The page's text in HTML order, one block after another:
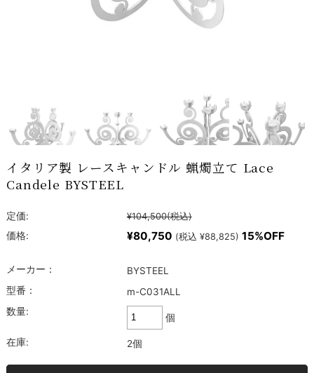
イタリア製 レースキャンドル 蝋燭立て Lace
Candele BYSTEEL
定価: ¥104,500(税込)
価格: ¥80,750 (税込 ¥88,825) 15%OFF
メーカー：
BYSTEEL
型番：
m-C031ALL
数量:
個
在庫: 2個